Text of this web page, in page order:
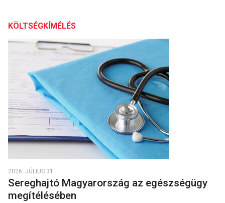
KÖLTSÉGKÍMÉLÉS
2026. JÚLIUS 31.
Sereghajtó Magyarország az egészségügy
megítélésében